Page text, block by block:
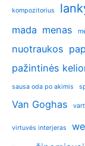
kompozitorius
mada menas
nuotraukos
pažintinės
sausa oda po akimis
Van Goghas
virtuvės interjeras